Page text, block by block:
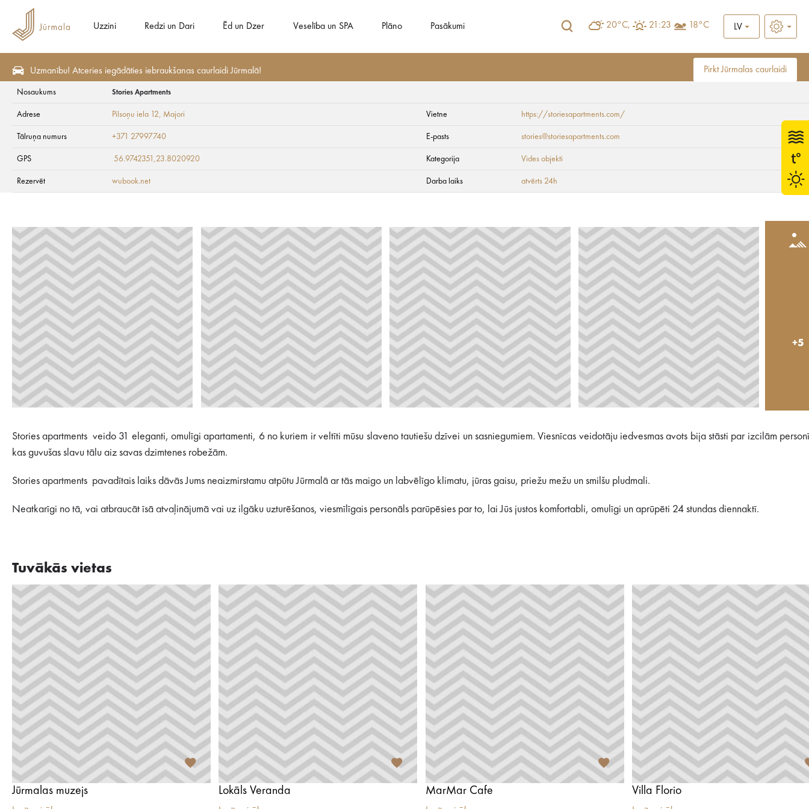
Uzzini Redzi un Dari Ēd un Dzer Veselība un SPA Plāno Pasākumi 20°C, 21:23 18°C LV
Uzmanību! Atceries iegādāties iebraukšanas caurlaidi Jūrmalā! Pirkt Jūrmalas caurlaidi
Vides objekti
Stories Apartments
Nosaukums Stories Apartments
Adrese Pilsoņu iela 12, Majori Vietne https://storiesapartments.com/
Tālruņa numurs +371 27997740 E-pasts stories@storiesapartments.com
GPS 56.9742351,23.8020920 Kategorija Vides objekti
Rezervēt wubook.net Darba laiks atvērts 24h
+5
Stories apartments veido 31 eleganti, omulīgi apartamenti, 6 no kuriem ir veltīti mūsu slaveno tautiešu dzīvei un sasniegumiem. Viesnīcas veidotāju iedvesmas avots bija stāsti par izcilām
kas guvušas slavu tālu aiz savas dzimtenes robežām.
Stories apartments pavadītais laiks dāvās Jums neaizmirstamu atpūtu Jūrmalā ar tās maigo un labvēlīgo klimatu, jūras gaisu, priežu mežu un smilšu pludmali.
Neatkarīgi no tā, vai atbraucāt īsā atvaļinājumā vai uz ilgāku uzturēšanos, viesmīlīgais personāls parūpēsies par to, lai Jūs justos komfortabli, omulīgi un aprūpēti 24 stundas diennaktī.
Tuvākās vietas
Jūrmalas muzejs Lokāls Veranda MarMar Cafe Villa Florio